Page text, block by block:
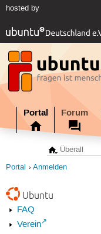
hosted by
Portal Forum
Portal Anmelden
Ubuntu
FAQ
Verein